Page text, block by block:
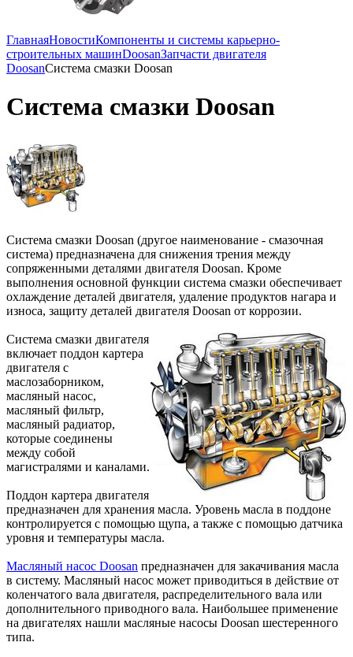
ГлавнаяНовостиКомпоненты и системы карьерно-
строительных машинDoosanЗапчасти двигателя
DoosanСистема смазки Doosan
Система смазки Doosan
Система смазки Doosan (другое наименование - смазочная
система) предназначена для снижения трения между
сопряженными деталями двигателя Doosan. Кроме
выполнения основной функции система смазки обеспечивает
охлаждение деталей двигателя, удаление продуктов нагара и
износа, защиту деталей двигателя Doosan от коррозии.
Система смазки двигателя
включает поддон картера
двигателя с
маслозаборником,
масляный насос,
масляный фильтр,
масляный радиатор,
которые соединены
между собой
магистралями и каналами.
Поддон картера двигателя
предназначен для хранения масла. Уровень масла в поддоне
контролируется с помощью щупа, а также с помощью датчика
уровня и температуры масла.
Масляный насос Doosan предназначен для закачивания масла
в систему. Масляный насос может приводиться в действие от
коленчатого вала двигателя, распределительного вала или
дополнительного приводного вала. Наибольшее применение
на двигателях нашли масляные насосы Doosan шестеренного
типа.